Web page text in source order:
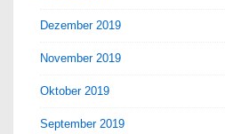
Dezember 2019
November 2019
Oktober 2019
September 2019